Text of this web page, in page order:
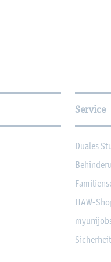
Service
Dua­les
HAW-
Si­cher­heit